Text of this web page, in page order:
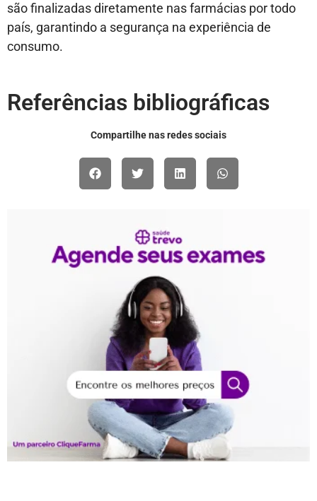
são finalizadas diretamente nas farmácias por todo
país, garantindo a segurança na experiência de
consumo.
Referências bibliográficas
Compartilhe nas redes sociais